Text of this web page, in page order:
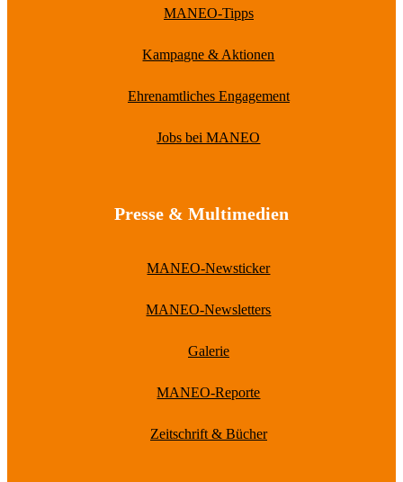
MANEO-Tipps
Kampagne & Aktionen
Ehrenamtliches Engagement
Jobs bei MANEO
Presse & Multimedien
MANEO-Newsticker
MANEO-Newsletters
Galerie
MANEO-Reporte
Zeitschrift & Bücher